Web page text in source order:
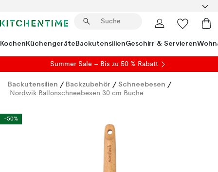
KochenKüchengeräteBackutensilienGeschirr & Servieren
Summer Sale – Bis zu 50 % Rabatt
Backutensilien / Backzubehör / Schneebesen /
Nordwik Ballonschneebesen 30 cm Buche
-50%